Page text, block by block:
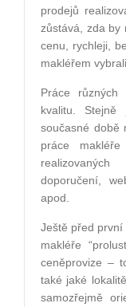
prodejů
zůstává, zda by
cenu, rychleji,
makléřem vybrali.
Práce
kvalitu.
současné době
práce
doporučení ,
apod.
Ještě před první
makléře “
ceněprovize –
také jaké
samozřejmě